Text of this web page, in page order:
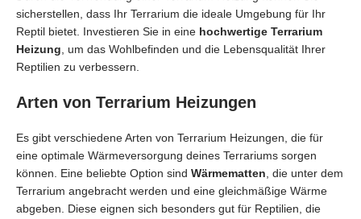
sicherstellen, dass Ihr Terrarium die ideale Umgebung für Ihr
Reptil bietet. Investieren Sie in eine hochwertige Terrarium
Heizung , um das Wohlbefinden und die Lebensqualität Ihrer
Reptilien zu verbessern.
Arten von Terrarium Heizungen
Es gibt verschiedene Arten von Terrarium Heizungen, die für
eine optimale Wärmeversorgung deines Terrariums sorgen
können. Eine beliebte Option sind Wärmematten , die unter dem
Terrarium angebracht werden und eine gleichmäßige Wärme
abgeben. Diese eignen sich besonders gut für Reptilien, die